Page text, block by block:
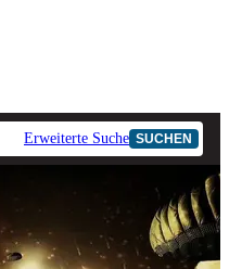
Ad-Hoc-Meldungen
Erweiterte Suche SUCHEN